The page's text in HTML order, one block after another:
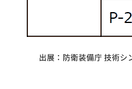
出展：防衛装備庁 技術シ